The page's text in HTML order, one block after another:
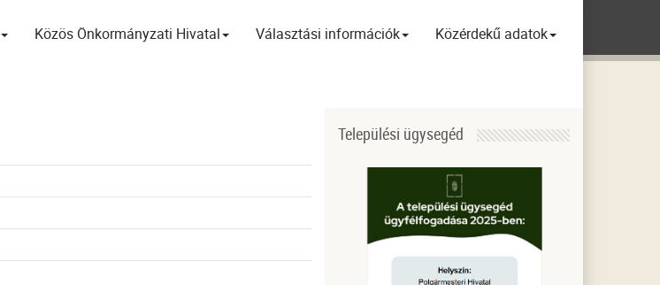
Közös Önkormányzati Hivatal Választási információk Közérdekű adatok
Települési ügysegéd